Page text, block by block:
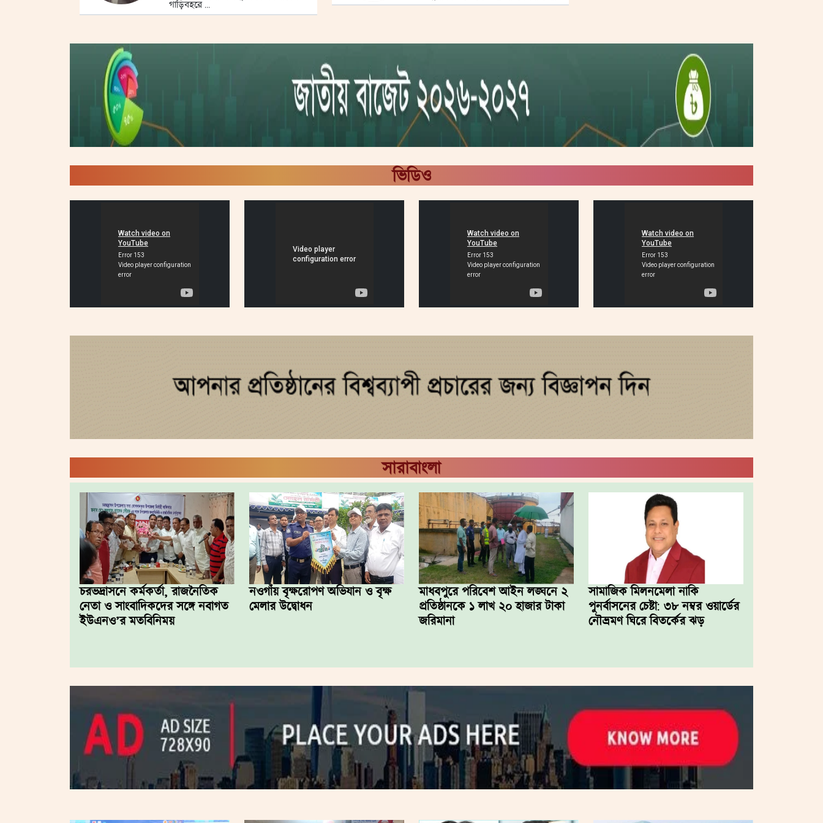
গাড়িবহরে ...
প্রেসিডেন্টস চ্যালেঞ্জ কাপে
বিজয়ীদের হাতে পুরস্কার তুলে
দিলেন জাতীয় বিশ্ববিদ্যালয়ের
বাগেরহাটে কাব্যগ্রন্থ ‘অষ্টক’-
সাংবাদিকদের সঙ্গে নবাগত
ইউএনও’র মতবিনিময়
ভিডিও
সারাবাংলা
চরভদ্রাসনে কর্মকর্তা, রাজনৈতিক
নেতা ও সাংবাদিকদের সঙ্গে নবাগত
ইউএনও’র মতবিনিময়
নওগাঁয় বৃক্ষরোপণ অভিযান ও বৃক্ষ
মেলার উদ্বোধন
মাধবপুরে পরিবেশ আইন লঙ্ঘনে ২
প্রতিষ্ঠানকে ১ লাখ ২০ হাজার টাকা
জরিমানা
সামাজিক মিলনমেলা নাকি
পুনর্বাসনের চেষ্টা: ৩৮ নম্বর ওয়ার্ডের
নৌভ্রমণ ঘিরে বিতর্কের ঝড়